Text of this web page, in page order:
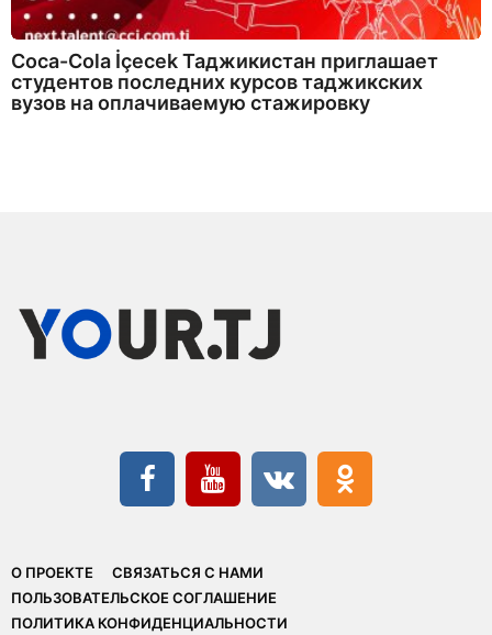
Coca-Cola İçecek Таджикистан приглашает
студентов последних курсов таджикских
вузов на оплачиваемую стажировку
О ПРОЕКТЕ
СВЯЗАТЬСЯ С НАМИ
ПОЛЬЗОВАТЕЛЬСКОЕ СОГЛАШЕНИЕ
ПОЛИТИКА КОНФИДЕНЦИАЛЬНОСТИ